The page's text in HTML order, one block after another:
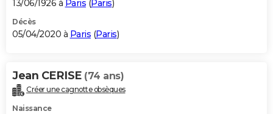
13/06/1926 à Paris (Paris)
Décès
05/04/2020 à Paris (Paris)
Jean CERISE (74 ans)
Créer une cagnotte obsèques
Naissance